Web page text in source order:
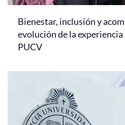
Bienestar, inclusión y
evolución de la
PUCV